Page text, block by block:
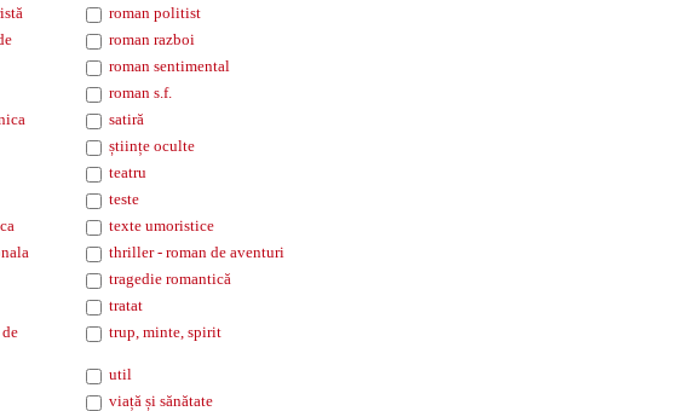
roman politist
roman razboi
roman sentimental
roman s.f.
satiră
științe oculte
teatru
teste
texte umoristice
thriller - roman de aventuri
tragedie romantică
tratat
trup, minte, spirit
util
viață și sănătate